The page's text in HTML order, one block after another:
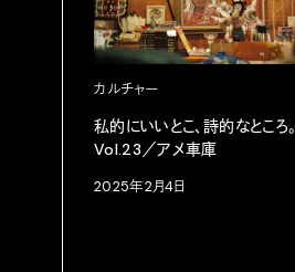
カルチャー
私的にいいとこ、詩的なところ。
Vol.23／アメ車庫
2025年2月4日